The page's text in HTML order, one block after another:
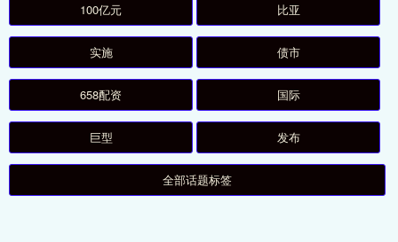
100亿元 比亚
实施 债市
658配资 国际
巨型 发布
全部话题标签